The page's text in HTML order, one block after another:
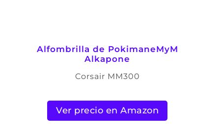
Alfombrilla de PokimaneMyM
Alkapone
Corsair MM300
Ver precio en Amazon